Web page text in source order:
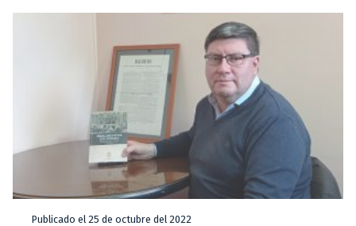
Publicado el 25 de octubre del 2022